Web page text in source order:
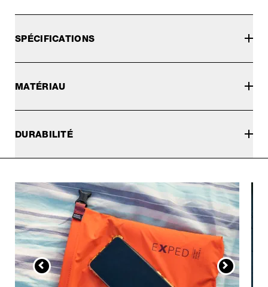
SPÉCIFICATIONS
MATÉRIAU
DURABILITÉ